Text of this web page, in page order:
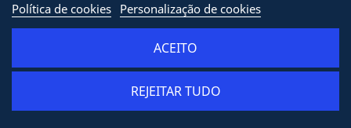
ADICIONAR AO CARRINHO
Política de cookies Personalização de cookies
REJEITAR TUDO
ACEITO
© Copyright - ORION91 - CIF
B10982650 - Todos os direitos